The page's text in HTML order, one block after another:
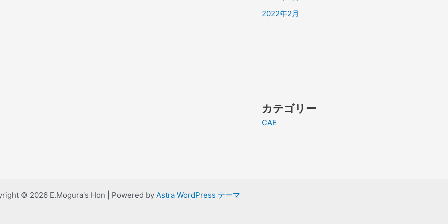
2022年2月
カテゴリー
CAE
© 2026 E.Mogura's Hon | Powered by Astra WordPress テーマ